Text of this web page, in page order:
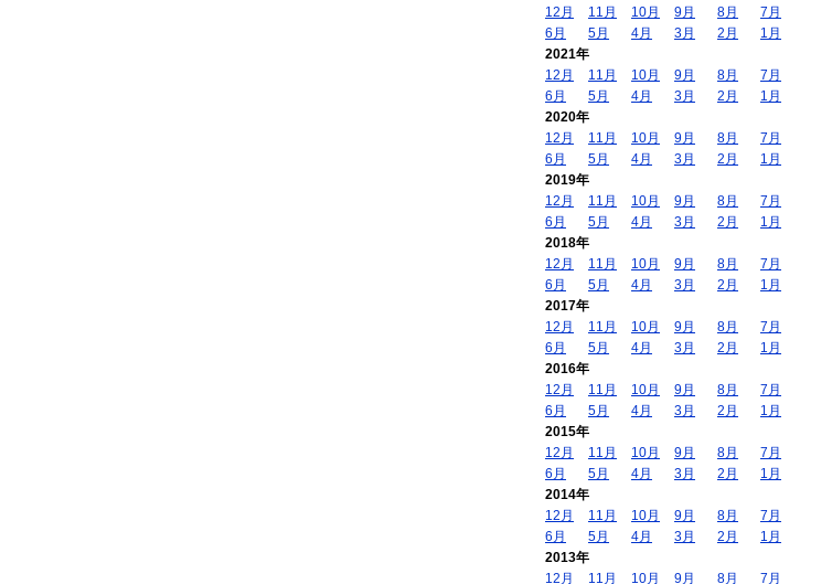
12月
11月 10月 9月 8月
7月
6月
5月 4月 3月 2月
1月
2021年
12月
11月 10月 9月 8月
7月
6月
5月 4月 3月 2月
1月
2020年
12月
11月 10月 9月 8月
7月
6月
5月 4月 3月 2月
1月
2019年
12月
11月 10月 9月 8月
7月
6月
5月 4月 3月 2月
1月
2018年
12月
11月 10月 9月 8月
7月
6月
5月 4月 3月 2月
1月
2017年
12月
11月 10月 9月 8月
7月
6月
5月 4月 3月 2月
1月
2016年
12月
11月 10月 9月 8月
7月
6月
5月 4月 3月 2月
1月
2015年
12月
11月 10月 9月 8月
7月
6月
5月 4月 3月 2月
1月
2014年
12月
11月 10月 9月 8月
7月
6月
5月 4月 3月 2月
1月
2013年
12月
11月 10月 9月 8月 7月